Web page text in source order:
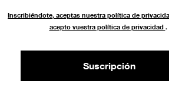
Inscribiéndote, aceptas nuestra política de
acepto vuestra política de privacidad .
Suscripción